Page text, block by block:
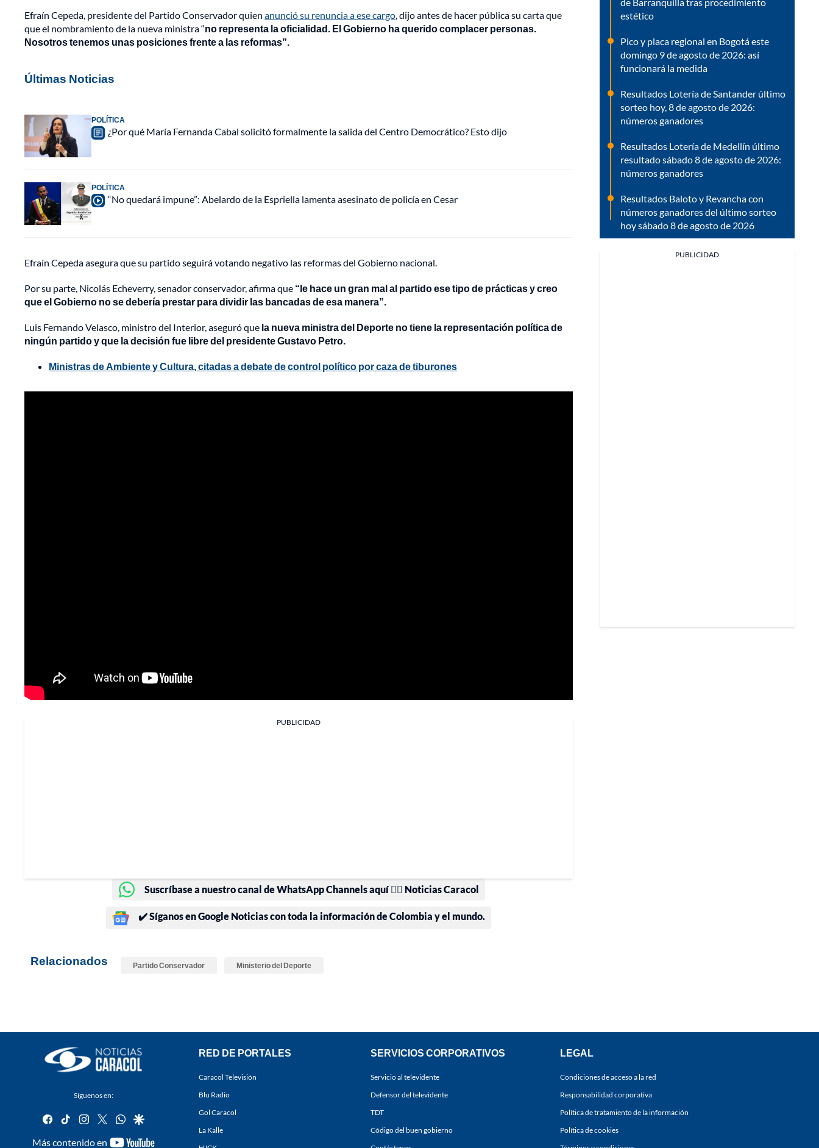
Efraín Cepeda, presidente del Partido Conservador quien anunció su renuncia a ese cargo, dijo antes de hacer pública su carta que
que el nombramiento de la nueva ministra “no representa la oficialidad. El Gobierno ha querido complacer personas.
Nosotros tenemos unas posiciones frente a las reformas”.
Últimas Noticias
POLÍTICA
¿Por qué María Fernanda Cabal solicitó formalmente la salida del Centro Democrático? Esto dijo
POLÍTICA
“No quedará impune”: Abelardo de la Espriella lamenta asesinato de policía en Cesar
Efraín Cepeda asegura que su partido seguirá votando negativo las reformas del Gobierno nacional.
Por su parte, Nicolás Echeverry, senador conservador, afirma que “le hace un gran mal al partido ese tipo de prácticas y creo
que el Gobierno no se debería prestar para dividir las bancadas de esa manera”.
Luis Fernando Velasco, ministro del Interior, aseguró que la nueva ministra del Deporte no tiene la representación política de
ningún partido y que la decisión fue libre del presidente Gustavo Petro.
Ministras de Ambiente y Cultura, citadas a debate de control político por caza de tiburones
PUBLICIDAD
Suscríbase a nuestro canal de WhatsApp Channels aquí 👉🏻 Noticias Caracol
✔️ Síganos en Google Noticias con toda la información de Colombia y el mundo.
Relacionados Partido Conservador Ministerio del Deporte
estético
Pico y placa regional en Bogotá este
domingo 9 de agosto de 2026: así
funcionará la medida
Resultados Lotería de Santander último
sorteo hoy, 8 de agosto de 2026:
números ganadores
Resultados Lotería de Medellín último
resultado sábado 8 de agosto de 2026:
números ganadores
Resultados Baloto y Revancha con
números ganadores del último sorteo
hoy sábado 8 de agosto de 2026
PUBLICIDAD
Síguenos en:
facebook
tiktok instagram
twitterwhatsapp
google
Más contenido en
youtube-
RED DE PORTALES
Caracol Televisión
Blu Radio
Gol Caracol
La Kalle
SERVICIOS CORPORATIVOS
Servicio al televidente
Defensor del televidente
TDT
Código del buen gobierno
LEGAL
Condiciones de acceso a la red
Responsabilidad corporativa
Política de tratamiento de la información
Política de cookies